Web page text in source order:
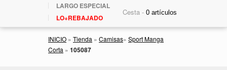
LARGO ESPECIAL
LO+REBAJADO
Cesta -
INICIO » Tienda » Camisas» Sport Manga
Corta » 105087